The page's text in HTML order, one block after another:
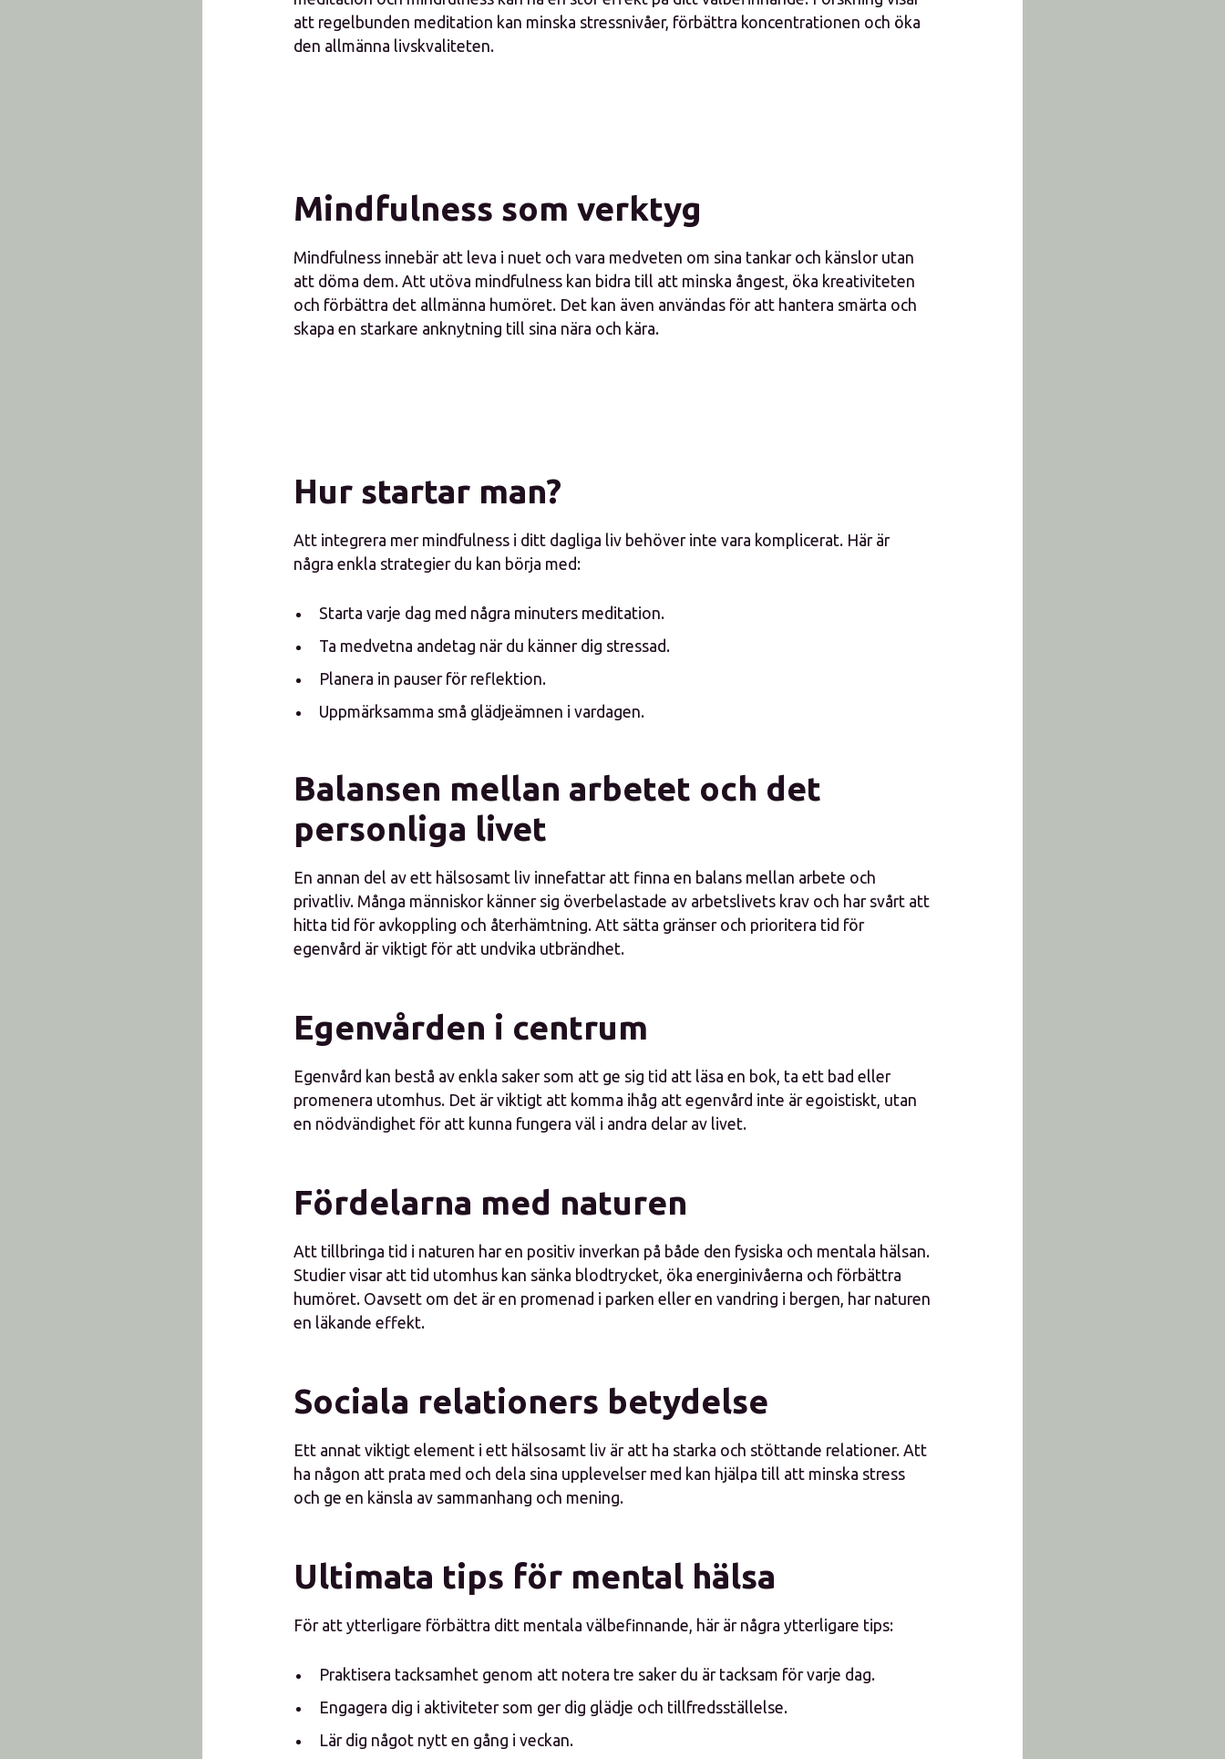
att regelbunden meditation kan minska stressnivåer, förbättra koncentrationen och öka
den allmänna livskvaliteten.
Mindfulness som verktyg
Mindfulness innebär att leva i nuet och vara medveten om sina tankar och känslor utan
att döma dem. Att utöva mindfulness kan bidra till att minska ångest, öka kreativiteten
och förbättra det allmänna humöret. Det kan även användas för att hantera smärta och
skapa en starkare anknytning till sina nära och kära.
Hur startar man?
Att integrera mer mindfulness i ditt dagliga liv behöver inte vara komplicerat. Här är
några enkla strategier du kan börja med:
Starta varje dag med några minuters meditation.
Ta medvetna andetag när du känner dig stressad.
Planera in pauser för reflektion.
Uppmärksamma små glädjeämnen i vardagen.
Balansen mellan arbetet och det
personliga livet
En annan del av ett hälsosamt liv innefattar att finna en balans mellan arbete och
privatliv. Många människor känner sig överbelastade av arbetslivets krav och har svårt att
hitta tid för avkoppling och återhämtning. Att sätta gränser och prioritera tid för
egenvård är viktigt för att undvika utbrändhet.
Egenvården i centrum
Egenvård kan bestå av enkla saker som att ge sig tid att läsa en bok, ta ett bad eller
promenera utomhus. Det är viktigt att komma ihåg att egenvård inte är egoistiskt, utan
en nödvändighet för att kunna fungera väl i andra delar av livet.
Fördelarna med naturen
Att tillbringa tid i naturen har en positiv inverkan på både den fysiska och mentala hälsan.
Studier visar att tid utomhus kan sänka blodtrycket, öka energinivåerna och förbättra
humöret. Oavsett om det är en promenad i parken eller en vandring i bergen, har naturen
en läkande effekt.
Sociala relationers betydelse
Ett annat viktigt element i ett hälsosamt liv är att ha starka och stöttande relationer. Att
ha någon att prata med och dela sina upplevelser med kan hjälpa till att minska stress
och ge en känsla av sammanhang och mening.
Ultimata tips för mental hälsa
För att ytterligare förbättra ditt mentala välbefinnande, här är några ytterligare tips:
Praktisera tacksamhet genom att notera tre saker du är tacksam för varje dag.
Engagera dig i aktiviteter som ger dig glädje och tillfredsställelse.
Lär dig något nytt en gång i veckan.